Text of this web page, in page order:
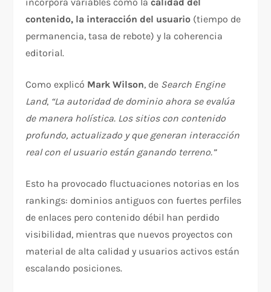
contenido, la interacción del usuario (tiempo de
permanencia, tasa de rebote) y la coherencia
editorial.
Como explicó Mark Wilson, de Search Engine
Land, “La autoridad de dominio ahora se evalúa
de manera holística. Los sitios con contenido
profundo, actualizado y que generan interacción
real con el usuario están ganando terreno.”
Esto ha provocado fluctuaciones notorias en los
rankings: dominios antiguos con fuertes perfiles
de enlaces pero contenido débil han perdido
visibilidad, mientras que nuevos proyectos con
material de alta calidad y usuarios activos están
escalando posiciones.